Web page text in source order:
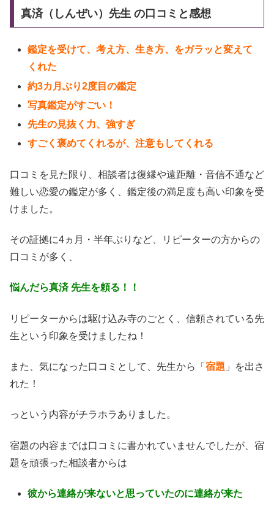
真済（しんぜい）先生 の口コミと感想
鑑定を受けて、考え方、生き方、をガラッと変えて
くれた
約3カ月ぶり2度目の鑑定
写真鑑定がすごい！
先生の見抜く力、強すぎ
すごく褒めてくれるが、注意もしてくれる
口コミを見た限り、相談者は復縁や遠距離・音信不通など
難しい恋愛の鑑定が多く、鑑定後の満足度も高い印象を受
けました。
その証拠に4ヵ月・半年ぶりなど、リピーターの方からの
口コミが多く、
悩んだら真済 先生を頼る！！
リピーターからは駆け込み寺のごとく、信頼されている先
生という印象を受けましたね！
また、気になった口コミとして、先生から「 宿題 」を出さ
れた！
っという内容がチラホラありました。
宿題の内容までは口コミに書かれていませんでしたが、宿
題を頑張った相談者からは
彼から連絡が来ないと思っていたのに連絡が来た